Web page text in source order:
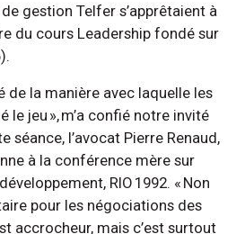
gestion Telfer s’apprêtaient à
du cours Leadership fondé sur
de la manière avec laquelle les
le jeu », m’a confié notre invité
séance, l’avocat Pierre Renaud,
à la conférence mère sur
RIO 1992. « Non
pour les négociations des
accrocheur, mais c’est surtout